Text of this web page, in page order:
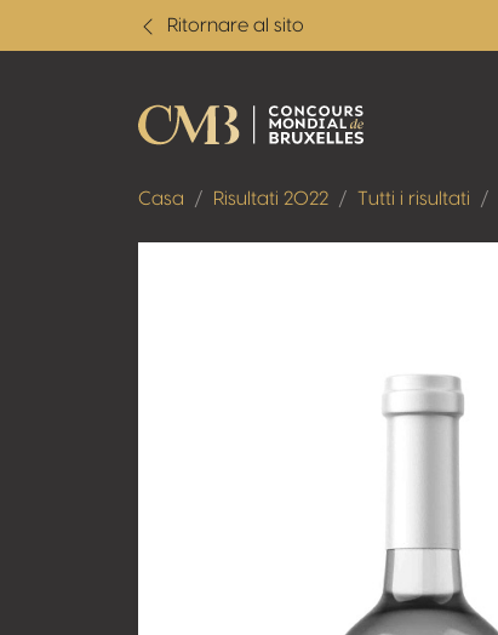
Ritornare al sito
Casa Risultati 2022 Tutti i risultati